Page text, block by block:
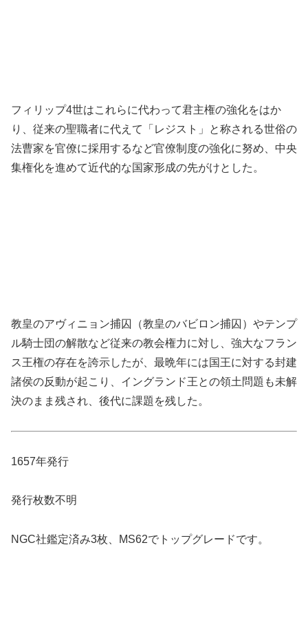
フィリップ4世はこれらに代わって君主権の強化をはか
り、従来の聖職者に代えて「レジスト」と称される世俗の
法曹家を官僚に採用するなど官僚制度の強化に努め、中央
集権化を進めて近代的な国家形成の先がけとした。
教皇のアヴィニョン捕囚（教皇のバビロン捕囚）やテンプ
ル騎士団の解散など従来の教会権力に対し、強大なフラン
ス王権の存在を誇示したが、最晩年には国王に対する封建
諸侯の反動が起こり、イングランド王との領土問題も未解
決のまま残され、後代に課題を残した。
1657年発行
発行枚数不明
NGC社鑑定済み3枚、MS62でトップグレードです。